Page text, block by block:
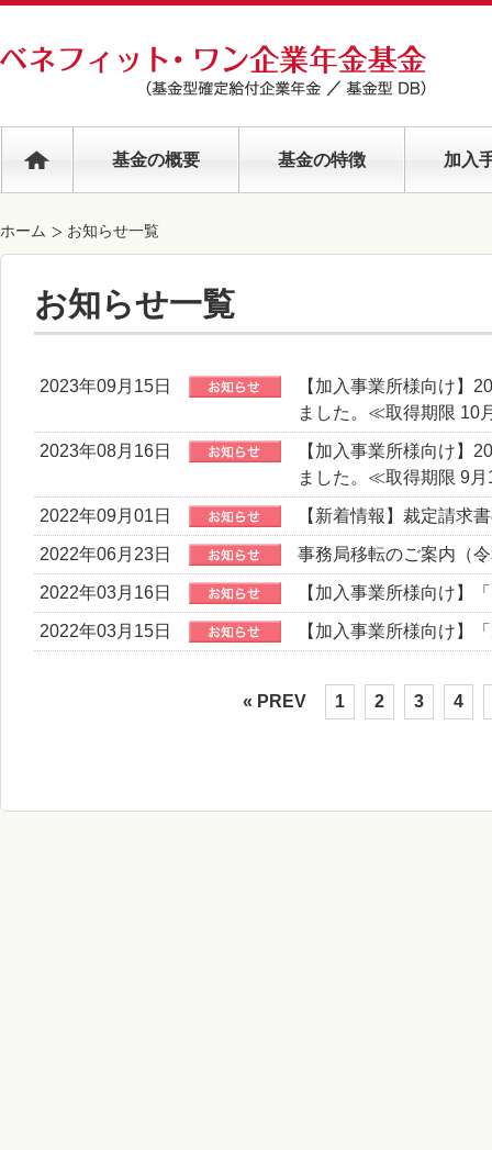
基金の概要 基金の特徴 加入
ホーム お知らせ一覧
お知らせ一覧
2023年09月15日
【加入事業所様向け】
ました。≪取得期限 10
2023年08月16日
【加入事業所様向け】
ました。≪取得期限 9
2022年09月01日 【新着情報】裁定請求
2022年06月23日 事務局移転のご案内（
2022年03月16日 【加入事業所様向け】
2022年03月15日 【加入事業所様向け】
« PREV 1 2 3 4